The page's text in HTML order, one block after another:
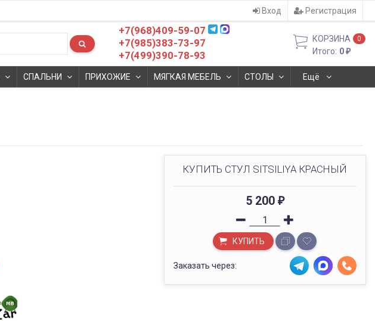
Вход Регистрация
+7(968)409-59-07
+7(985)383-73-97
+7(499)390-78-93
КОРЗИНА 0
Итого: 0₽
СПАЛЬНИ ПРИХОЖИЕ МЯГКАЯ МЕБЕЛЬ СТОЛЫ Ещё
КУПИТЬ СТУЛ SITSILIYA КРАСНЫЙ
5 200 ₽
КУПИТЬ
Заказать через: